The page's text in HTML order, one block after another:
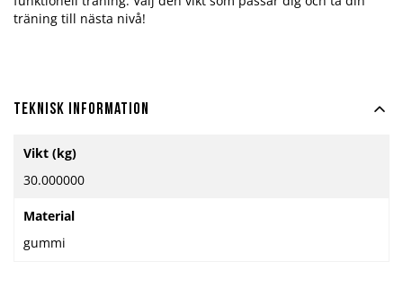
träning till nästa nivå!
Teknisk information
information
Vikt (kg)
30.000000
Material
gummi